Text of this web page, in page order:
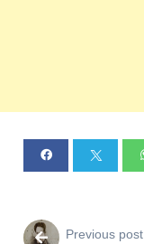
Previous post